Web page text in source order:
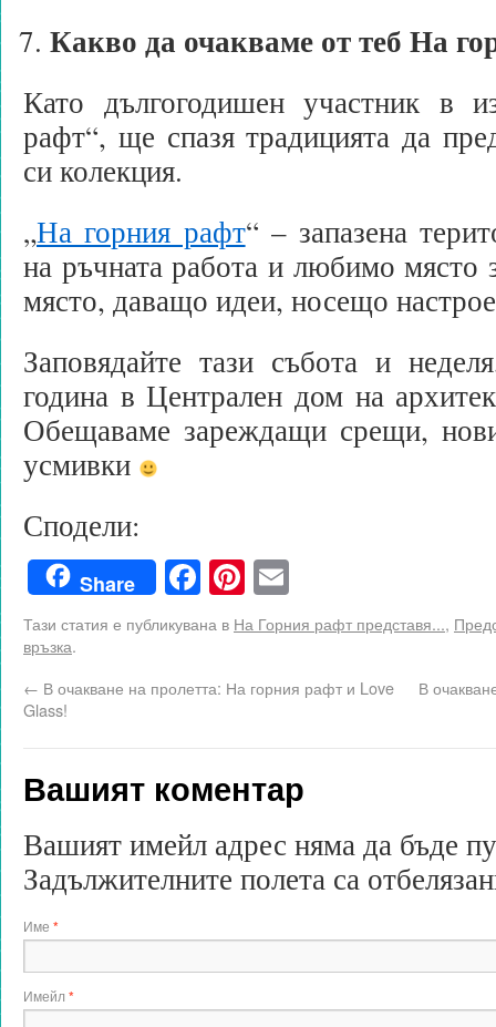
Какво да очакваме от теб На
Като дългогодишен участник в
рафт“, ще спазя традицията да
си колекция.
„На горния рафт“ – запазена
на ръчната работа и любимо място
място, даващо идеи, носещо
Заповядайте тази събота и
година в Централен дом на
Обещаваме зареждащи срещи,
усмивки
Сподели:
Share Facebook
Pinterest
Тази статия е публикувана в На Горния рафт представя...,
връзка.
← В очакване на пролетта: На горния рафт и Love
Glass!
В
Вашият коментар
Вашият имейл адрес няма да бъде
Задължителните полета са
Име *
Имейл *